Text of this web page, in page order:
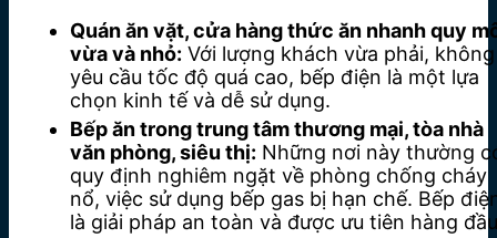
Quán ăn vặt, cửa hàng thức ăn nhanh quy
vừa và nhỏ: Với lượng khách vừa phải, không
yêu cầu tốc độ quá cao, bếp điện là một lựa
chọn kinh tế và dễ sử dụng.
Bếp ăn trong trung tâm thương mại, tòa nhà
văn phòng, siêu thị: Những nơi này thường
quy định nghiêm ngặt về phòng chống cháy
nổ, việc sử dụng bếp gas bị hạn chế. Bếp
là giải pháp an toàn và được ưu tiên hàng